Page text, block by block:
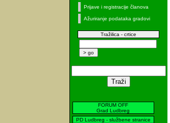
Prijave i registracije članova
Ažuriranje podataka gradovi
Tražilica - crtice
FORUM OFF
Grad Ludbreg
PD Ludbreg - službene stranice